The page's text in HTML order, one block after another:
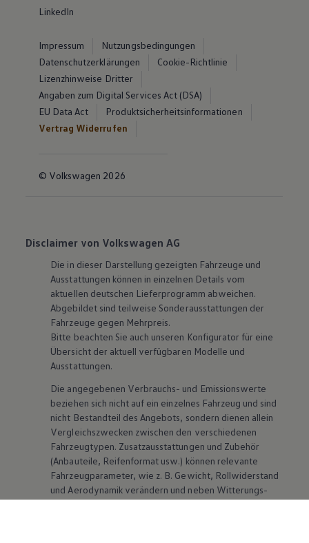
LinkedIn
Impressum
Nutzungsbedingungen
Datenschutzerklärungen
Cookie-Richtlinie
Lizenzhinweise Dritter
Angaben zum Digital Services Act (DSA)
EU Data Act
Produktsicherheitsinformationen
Vertrag Widerrufen
© Volkswagen 2026
Disclaimer von Volkswagen AG
Die in dieser Darstellung gezeigten Fahrzeuge und
Ausstattungen können in einzelnen Details vom
aktuellen deutschen Lieferprogramm abweichen.
Abgebildet sind teilweise Sonderausstattungen der
Fahrzeuge gegen Mehrpreis.
Bitte beachten Sie auch unseren Konfigurator für eine
Übersicht der aktuell verfügbaren Modelle und
Ausstattungen.
Die angegebenen Verbrauchs- und Emissionswerte
beziehen sich nicht auf ein einzelnes Fahrzeug und sind
nicht Bestandteil des Angebots, sondern dienen allein
Vergleichszwecken zwischen den verschiedenen
Fahrzeugtypen. Zusatzausstattungen und Zubehör
(Anbauteile, Reifenformat usw.) können relevante
Fahrzeugparameter, wie z. B. Gewicht, Rollwiderstand
und Aerodynamik verändern und neben Witterungs-